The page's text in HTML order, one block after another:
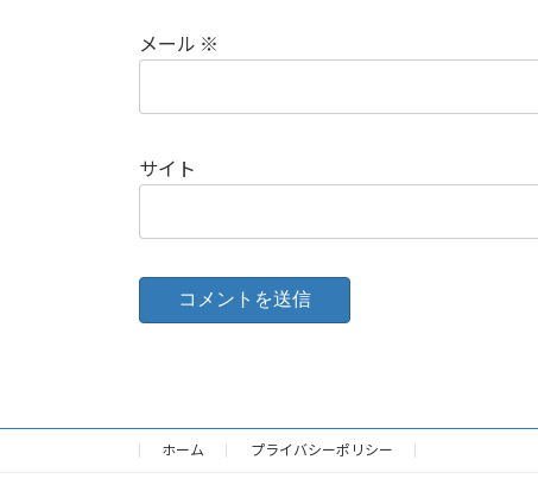
メール ※
サイト
ホーム プライバシーポリシー